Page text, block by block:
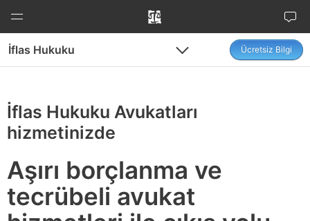
Menu
İflas Hukuku Ücretsiz Bilgi
İflas Hukuku Avukatları
hizmetinizde
Aşırı borçlanma ve
tecrübeli avukat